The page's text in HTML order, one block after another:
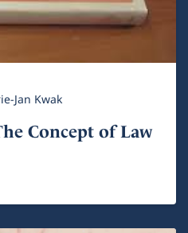
Jan Kwak
Concept of Law